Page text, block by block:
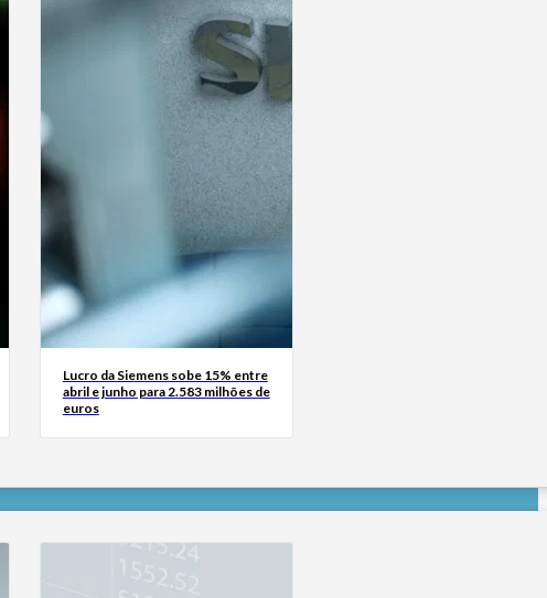
Lucro da Siemens sobe 15% entre
abril e junho para 2.583 milhões de
euros